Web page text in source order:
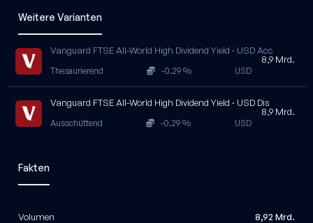
Weitere Varianten
Vanguard FTSE All-World High Dividend Yield · USD Acc
8,9 Mrd.
Thesaurierend -0.29 % USD
Vanguard FTSE All-World High Dividend Yield · USD Dis
8,9 Mrd.
Ausschüttend -0.29 % USD
Fakten
Volumen 8,92 Mrd.